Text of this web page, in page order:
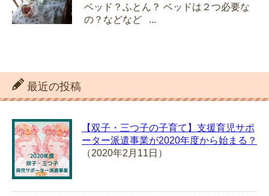
ベッド？ふとん？ ベッドは２つ必要な
の？などなど ...
最近の投稿
【双子・三つ子の子育て】支援育児サポ
ーター派遣事業が2020年度から始まる？
（2020年2月11日）